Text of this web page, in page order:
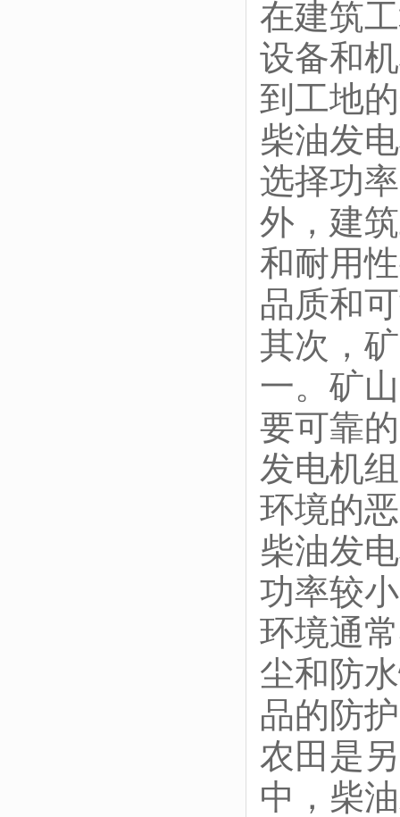
在建筑
设备和
到工地
柴油发
选择功
外，建
和耐用
品质和
其次，
一。矿
要可靠
发电机
环境的
柴油发
功率较
环境通
尘和防
品的防
农田是
中，柴